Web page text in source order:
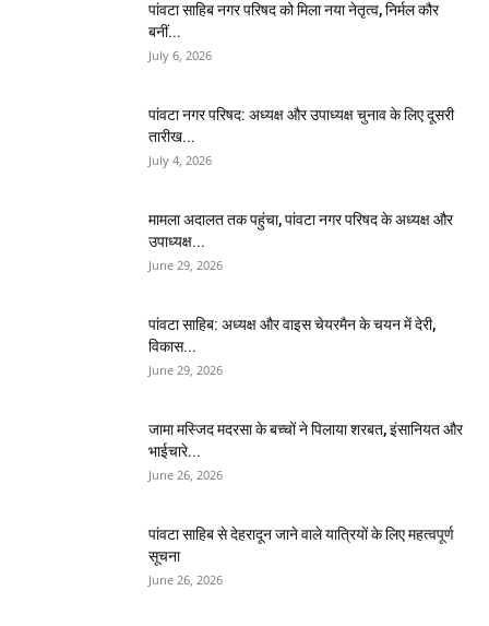
पांवटा साहिब नगर परिषद को मिला नया नेतृत्व, निर्मल कौर
बनीं...
July 6, 2026
पांवटा नगर परिषद: अध्यक्ष और उपाध्यक्ष चुनाव के लिए दूसरी
तारीख...
July 4, 2026
मामला अदालत तक पहुंचा, पांवटा नगर परिषद के अध्यक्ष और
उपाध्यक्ष...
June 29, 2026
पांवटा साहिब: अध्यक्ष और वाइस चेयरमैन के चयन में देरी,
विकास...
June 29, 2026
जामा मस्जिद मदरसा के बच्चों ने पिलाया शरबत, इंसानियत और
भाईचारे...
June 26, 2026
पांवटा साहिब से देहरादून जाने वाले यात्रियों के लिए महत्वपूर्ण
सूचना
June 26, 2026